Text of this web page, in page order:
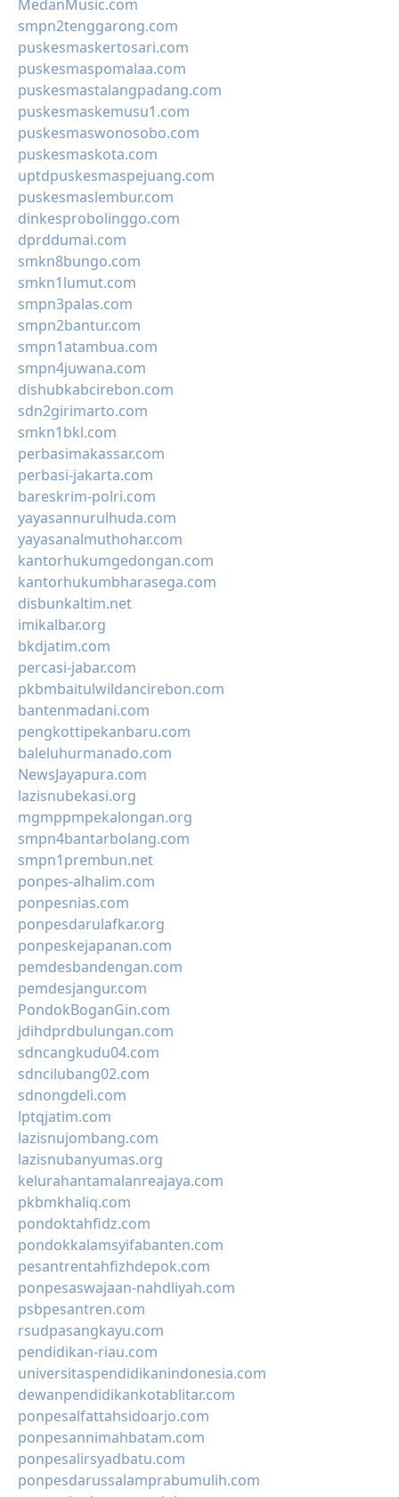
MedanMusic.com
smpn2tenggarong.com
puskesmaskertosari.com
puskesmaspomalaa.com
puskesmastalangpadang.com
puskesmaskemusu1.com
puskesmaswonosobo.com
puskesmaskota.com
uptdpuskesmaspejuang.com
puskesmaslembur.com
dinkesprobolinggo.com
dprddumai.com
smkn8bungo.com
smkn1lumut.com
smpn3palas.com
smpn2bantur.com
smpn1atambua.com
smpn4juwana.com
dishubkabcirebon.com
sdn2girimarto.com
smkn1bkl.com
perbasimakassar.com
perbasi-jakarta.com
bareskrim-polri.com
yayasannurulhuda.com
yayasanalmuthohar.com
kantorhukumgedongan.com
kantorhukumbharasega.com
disbunkaltim.net
imikalbar.org
bkdjatim.com
percasi-jabar.com
pkbmbaitulwildancirebon.com
bantenmadani.com
pengkottipekanbaru.com
baleluhurmanado.com
NewsJayapura.com
lazisnubekasi.org
mgmppmpekalongan.org
smpn4bantarbolang.com
smpn1prembun.net
ponpes-alhalim.com
ponpesnias.com
ponpesdarulafkar.org
ponpeskejapanan.com
pemdesbandengan.com
pemdesjangur.com
PondokBoganGin.com
jdihdprdbulungan.com
sdncangkudu04.com
sdncilubang02.com
sdnongdeli.com
lptqjatim.com
lazisnujombang.com
lazisnubanyumas.org
kelurahantamalanreajaya.com
pkbmkhaliq.com
pondoktahfidz.com
pondokkalamsyifabanten.com
pesantrentahfizhdepok.com
ponpesaswajaan-nahdliyah.com
psbpesantren.com
rsudpasangkayu.com
pendidikan-riau.com
universitaspendidikanindonesia.com
dewanpendidikankotablitar.com
ponpesalfattahsidoarjo.com
ponpesannimahbatam.com
ponpesalirsyadbatu.com
ponpesdarussalamprabumulih.com